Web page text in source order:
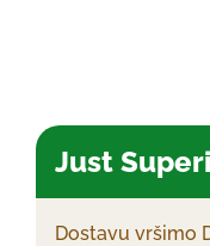
Just
Dostavu vršimo